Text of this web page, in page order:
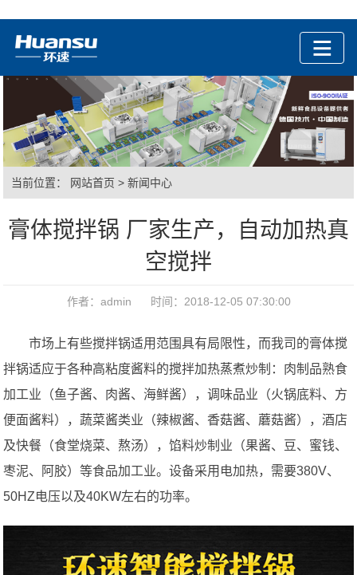
当前位置： 网站首页 >新闻中心
膏体搅拌锅 厂家生产，自动加热真
空搅拌
作者：admin 时间：2018-12-05 07:30:00
市场上有些搅拌锅适用范围具有局限性，而我司的膏体搅
拌锅适应于各种高粘度酱料的搅拌加热蒸煮炒制：肉制品熟食
加工业（鱼子酱、肉酱、海鲜酱），调味品业（火锅底料、方
便面酱料），蔬菜酱类业（辣椒酱、香菇酱、蘑菇酱），酒店
及快餐（食堂烧菜、熬汤），馅料炒制业（果酱、豆、蜜钱、
枣泥、阿胶）等食品加工业。设备采用电加热，需要380V、
50HZ电压以及40KW左右的功率。